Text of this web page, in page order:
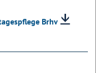
Brhv